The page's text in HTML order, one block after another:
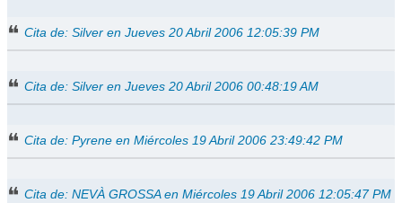
Cita de: Silver en Jueves 20 Abril 2006 12:05:39 PM
Cita de: Silver en Jueves 20 Abril 2006 00:48:19 AM
Cita de: Pyrene en Miércoles 19 Abril 2006 23:49:42 PM
Cita de: NEVÀ GROSSA en Miércoles 19 Abril 2006 12:05:47 PM